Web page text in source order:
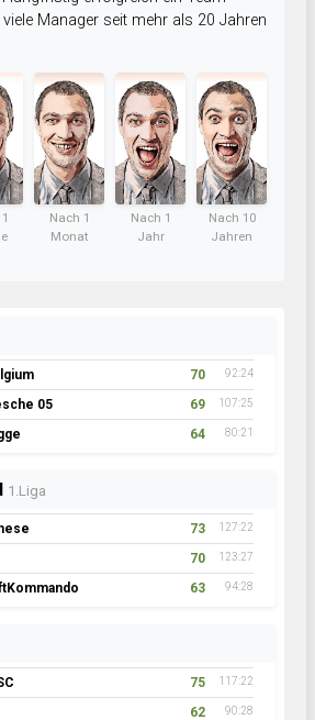
Manager seit mehr als 20 Jahren
Nach 1
Monat
Nach 1
Jahr
Nach 10
Jahren
70 92:24
05 69 107:25
64 80:21
1.Liga
73 127:22
70 123:27
63 94:28
75 117:22
62 90:28